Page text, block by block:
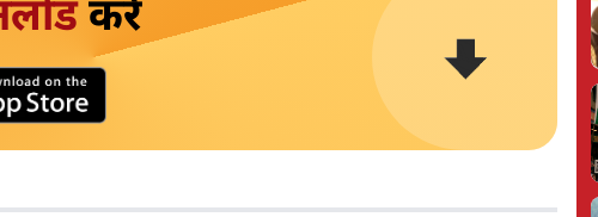
करें